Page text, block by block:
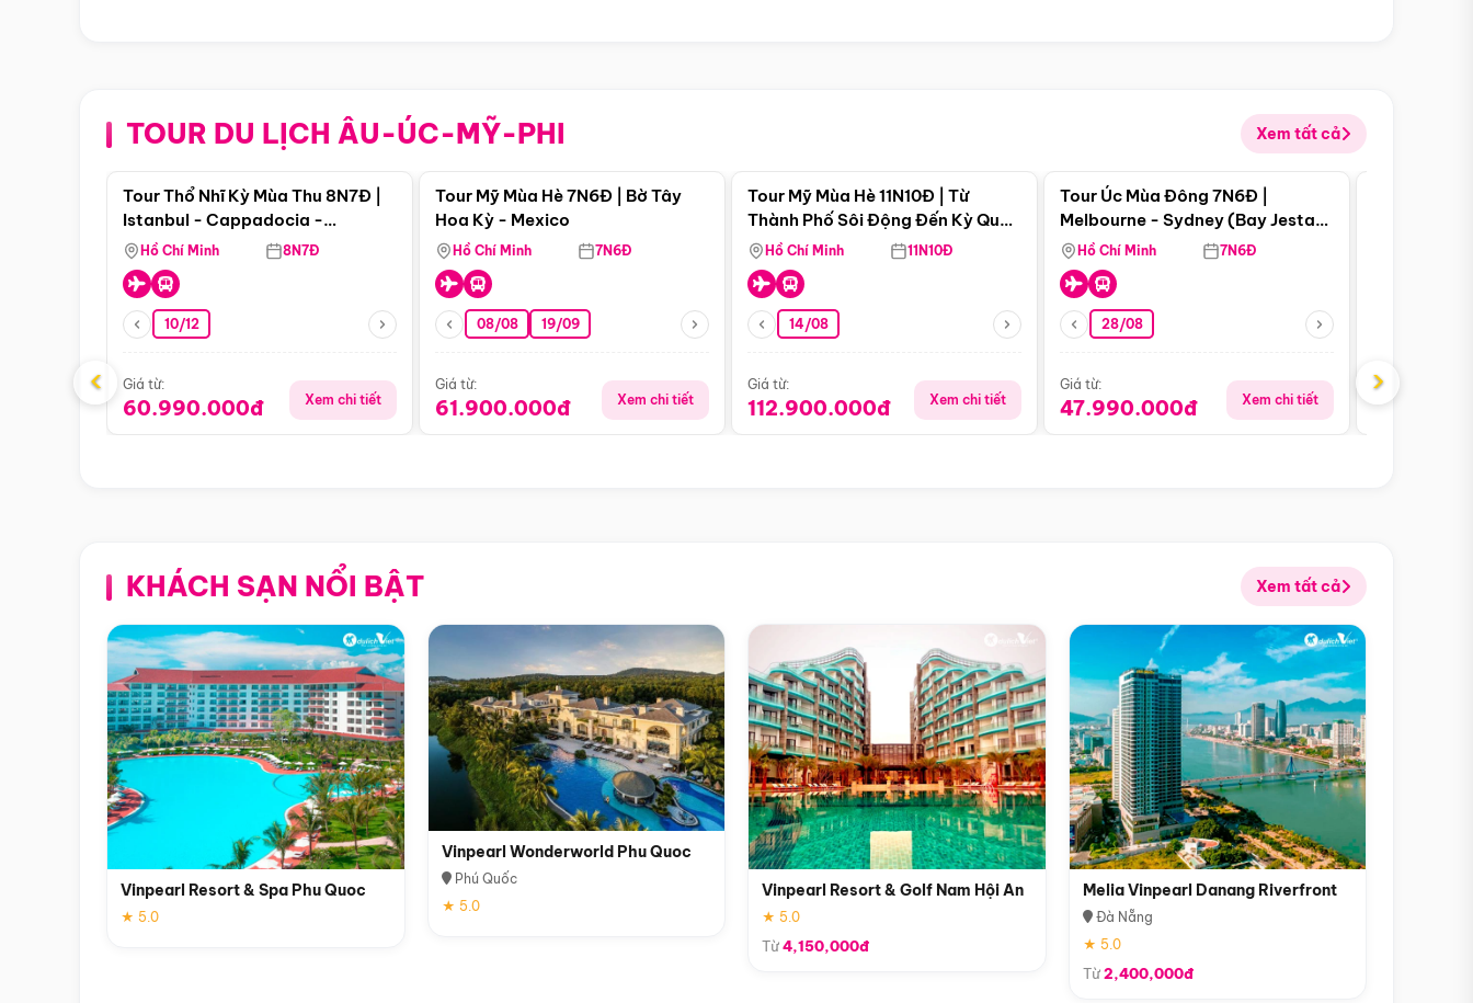
TOUR DU LỊCH ÂU-ÚC-MỸ-PHI Xem tất cả
Điểm nổi bật
Tour Thổ Nhĩ Kỳ Mùa Thu 8N7Đ |
Istanbul - Cappadocia -
Pamukkale
Hồ Chí Minh 8N7Đ
10/12
Giá từ:
60.990.000đ Xem chi tiết
Tour Mỹ Mùa Hè 7N6Đ | Bờ Tây
Hoa Kỳ - Mexico
Hồ Chí Minh 7N6Đ
08/08 19/09
Giá từ:
61.900.000đ Xem chi tiết
Tour Mỹ Mùa Hè 11N10Đ | Từ
Thành Phố Sôi Động Đến Kỳ Quan
Thiên Nhiên Mỹ
Hồ Chí Minh 11N10Đ
14/08
Giá từ:
112.900.000đ Xem chi tiết
Điểm nổi bật
Tour Úc Mùa Đông 7N6Đ |
Melbourne - Sydney (Bay Jestar
Airways)
Hồ Chí Minh 7N6Đ
28/08
Giá từ:
47.990.000đ Xem chi tiết
Giá từ:
‹ ›
KHÁCH SẠN NỔI BẬT Xem tất cả
Vinpearl Resort & Spa Phu Quoc
★ 5.0
Vinpearl Wonderworld Phu Quoc
Phú Quốc
★ 5.0
Vinpearl Resort & Golf Nam Hội An
★ 5.0
Từ4,150,000đ
Melia Vinpearl Danang Riverfront
Đà Nẵng
★ 5.0
Từ2,400,000đ